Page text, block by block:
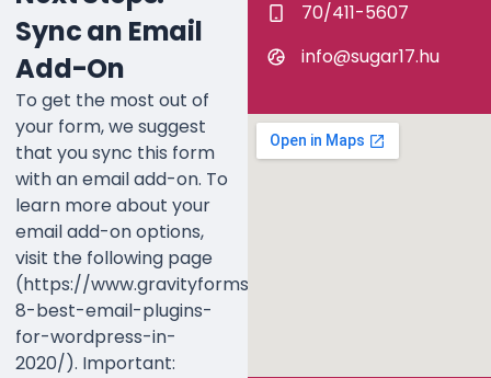
Sync an Email
Add-On
To get the most out of
your form, we suggest
that you sync this form
with an email add-on. To
learn more about your
email add-on options,
visit the following page
(https://www.gravityforms.com/the-
8-best-email-plugins-
for-wordpress-in-
2020/). Important:
70/411-5607
info@sugar17.hu